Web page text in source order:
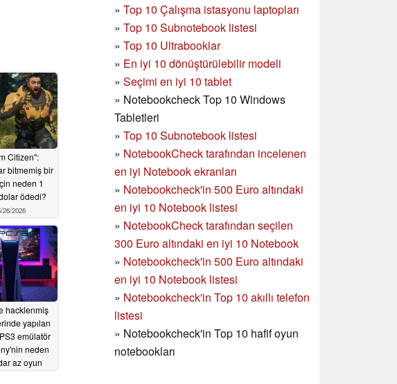
» Top 10 Çalışma istasyonu laptopları
» Top 10 Subnotebook listesi
» Top 10 Ultrabooklar
» En iyi 10 dönüştürülebilir modeli
» Seçimi en iyi 10 tablet
» Notebookcheck Top 10 Windows
Tabletleri
» Top 10 Subnotebook listesi
» NotebookCheck tarafından incelenen
en iyi Notebook ekranları
» Notebookcheck'in 500 Euro altındaki
en iyi 10 Notebook listesi
» NotebookCheck tarafından seçilen
300 Euro altındaki en iyi 10 Notebook
» Notebookcheck'in 500 Euro altındaki
en iyi 10 Notebook listesi
» Notebookcheck'in Top 10 akıllı telefon
listesi
» Notebookcheck'in Top 10 hafif oyun
notebookları
Citizen":
bitmemiş bir
neden 1
ödedi?
26/2026
hacklenmiş
yapılan
emülatör
neden
az oyun